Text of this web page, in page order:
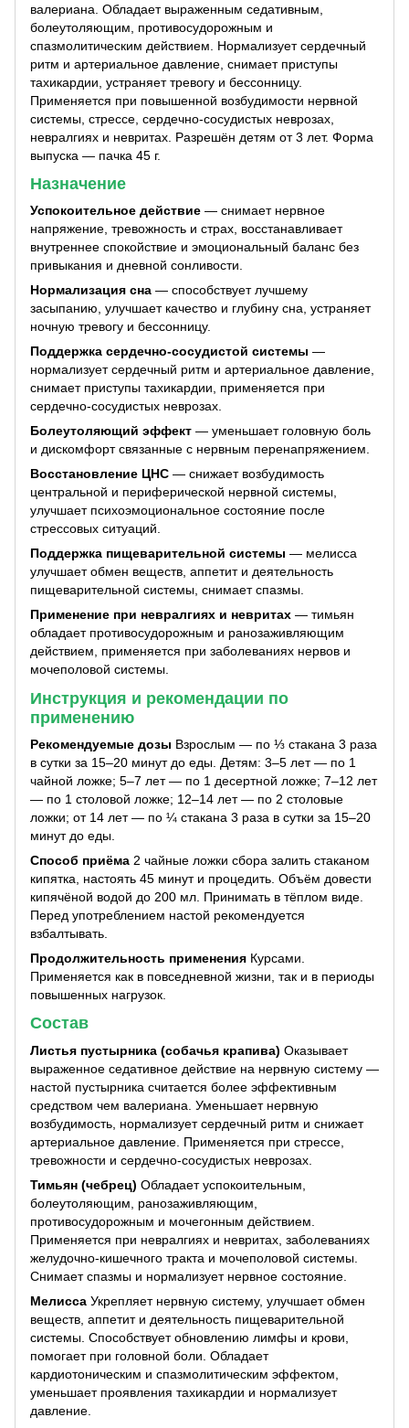
валериана. Обладает выраженным седативным,
болеутоляющим, противосудорожным и
спазмолитическим действием. Нормализует сердечный
ритм и артериальное давление, снимает приступы
тахикардии, устраняет тревогу и бессонницу.
Применяется при повышенной возбудимости нервной
системы, стрессе, сердечно-сосудистых неврозах,
невралгиях и невритах. Разрешён детям от 3 лет. Форма
выпуска — пачка 45 г.
Назначение
Успокоительное действие — снимает нервное
напряжение, тревожность и страх, восстанавливает
внутреннее спокойствие и эмоциональный баланс без
привыкания и дневной сонливости.
Нормализация сна — способствует лучшему
засыпанию, улучшает качество и глубину сна, устраняет
ночную тревогу и бессонницу.
Поддержка сердечно-сосудистой системы —
нормализует сердечный ритм и артериальное давление,
снимает приступы тахикардии, применяется при
сердечно-сосудистых неврозах.
Болеутоляющий эффект — уменьшает головную боль
и дискомфорт связанные с нервным перенапряжением.
Восстановление ЦНС — снижает возбудимость
центральной и периферической нервной системы,
улучшает психоэмоциональное состояние после
стрессовых ситуаций.
Поддержка пищеварительной системы — мелисса
улучшает обмен веществ, аппетит и деятельность
пищеварительной системы, снимает спазмы.
Применение при невралгиях и невритах — тимьян
обладает противосудорожным и ранозаживляющим
действием, применяется при заболеваниях нервов и
мочеполовой системы.
Инструкция и рекомендации по
применению
Рекомендуемые дозы Взрослым — по ⅓ стакана 3 раза
в сутки за 15–20 минут до еды. Детям: 3–5 лет — по 1
чайной ложке; 5–7 лет — по 1 десертной ложке; 7–12 лет
— по 1 столовой ложке; 12–14 лет — по 2 столовые
ложки; от 14 лет — по ¼ стакана 3 раза в сутки за 15–20
минут до еды.
Способ приёма 2 чайные ложки сбора залить стаканом
кипятка, настоять 45 минут и процедить. Объём довести
кипячёной водой до 200 мл. Принимать в тёплом виде.
Перед употреблением настой рекомендуется
взбалтывать.
Продолжительность применения Курсами.
Применяется как в повседневной жизни, так и в периоды
повышенных нагрузок.
Состав
Листья пустырника (собачья крапива) Оказывает
выраженное седативное действие на нервную систему —
настой пустырника считается более эффективным
средством чем валериана. Уменьшает нервную
возбудимость, нормализует сердечный ритм и снижает
артериальное давление. Применяется при стрессе,
тревожности и сердечно-сосудистых неврозах.
Тимьян (чебрец) Обладает успокоительным,
болеутоляющим, ранозаживляющим,
противосудорожным и мочегонным действием.
Применяется при невралгиях и невритах, заболеваниях
желудочно-кишечного тракта и мочеполовой системы.
Снимает спазмы и нормализует нервное состояние.
Мелисса Укрепляет нервную систему, улучшает обмен
веществ, аппетит и деятельность пищеварительной
системы. Способствует обновлению лимфы и крови,
помогает при головной боли. Обладает
кардиотоническим и спазмолитическим эффектом,
уменьшает проявления тахикардии и нормализует
давление.